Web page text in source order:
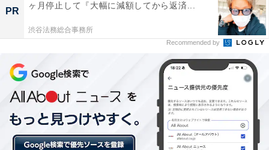
PR
ヶ月停止して『大幅に減額してから返済...
渋谷法務総合事務所
Recommended by